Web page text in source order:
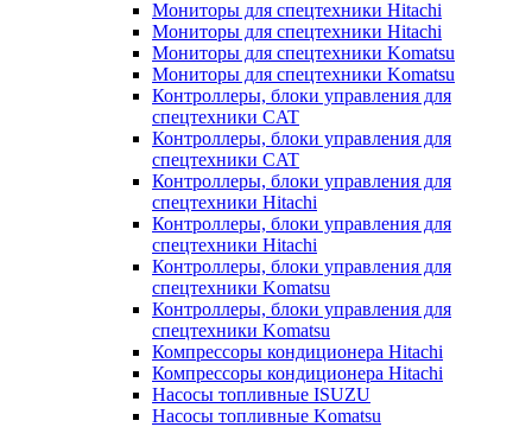
Мониторы для спецтехники Hitachi
Мониторы для спецтехники Hitachi
Мониторы для спецтехники Komatsu
Мониторы для спецтехники Komatsu
Контроллеры, блоки управления для
спецтехники CAT
Контроллеры, блоки управления для
спецтехники CAT
Контроллеры, блоки управления для
спецтехники Hitachi
Контроллеры, блоки управления для
спецтехники Hitachi
Контроллеры, блоки управления для
спецтехники Komatsu
Контроллеры, блоки управления для
спецтехники Komatsu
Компрессоры кондиционера Hitachi
Компрессоры кондиционера Hitachi
Насосы топливные ISUZU
Насосы топливные Komatsu